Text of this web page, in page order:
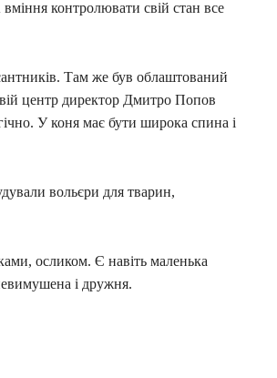
контролювати свій стан все
Там же був облаштований
центр директор Дмитро Попов
У коня має бути широка спина і
вольєри для тварин,
осликом. Є навіть маленька
і дружня.